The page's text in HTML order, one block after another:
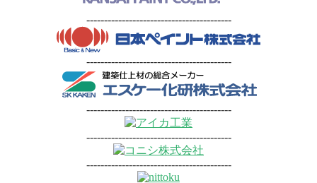
-----------------------------------------
-----------------------------------------
-----------------------------------------
-----------------------------------------
-----------------------------------------